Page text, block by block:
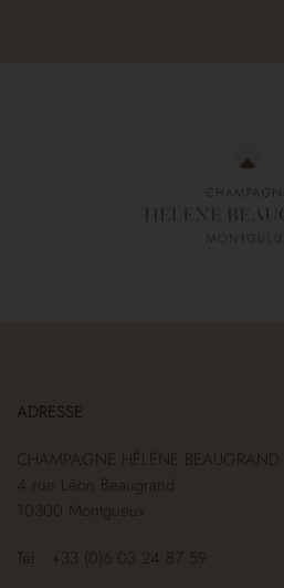
ADRESSE
CHAMPAGNE HÉLÈNE BEAUGRAND
4 rue Léon Beaugrand
10300 Montgueux
Tél : +33 (0)6 03 24 87 59